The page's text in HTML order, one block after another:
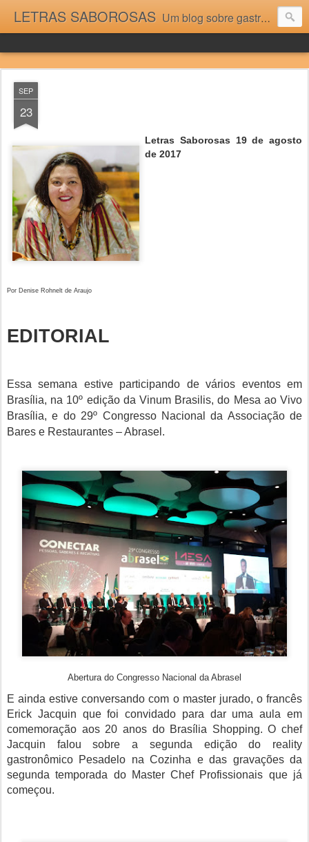
LETRAS SABOROSAS Um blog sobre gastronomia para as pessoas que gostam da boa cozinha. Dicas, receitas, notícias gastronômicas e viagens do Caburaí ao Chuí. Vou adorar tê-los na minha cozinha acima do Equador.
SEP
23
Letras Saborosas 19 de agosto
de 2017
Por Denise Rohnelt de Araujo
EDITORIAL
Essa semana estive participando de vários eventos em
Brasília, na 10º edição da Vinum Brasilis, do Mesa ao Vivo
Brasília, e do 29º Congresso Nacional da Associação de
Bares e Restaurantes – Abrasel.
Abertura do Congresso Nacional da Abrasel
E ainda estive conversando com o master jurado, o francês
Erick Jacquin que foi convidado para dar uma aula em
comemoração aos 20 anos do Brasília Shopping. O chef
Jacquin falou sobre a segunda edição do reality
gastronômico Pesadelo na Cozinha e das gravações da
segunda temporada do Master Chef Profissionais que já
começou.